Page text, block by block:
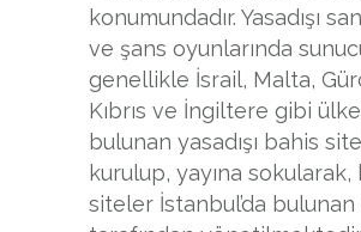
konumundadır. Yasadışı
ve şans oyunlarında
genellikle İsrail, Malta,
Kıbrıs ve İngiltere gibi
bulunan yasadışı bahis
kurulup, yayına sokularak,
siteler İstanbul’da